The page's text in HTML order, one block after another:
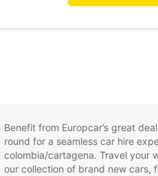
Benefit from Europcar’s great
round for a seamless car hire
colombia/cartagena. Travel your
our collection of brand new cars,